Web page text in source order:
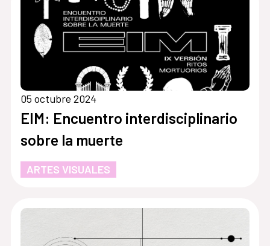
05 octubre 2024
EIM: Encuentro interdisciplinario
sobre la muerte
ARTES VISUALES